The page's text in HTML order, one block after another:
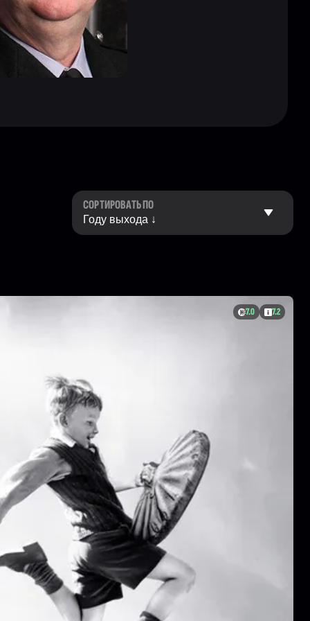
СОРТИРОВАТЬ ПО
7.0 7.2